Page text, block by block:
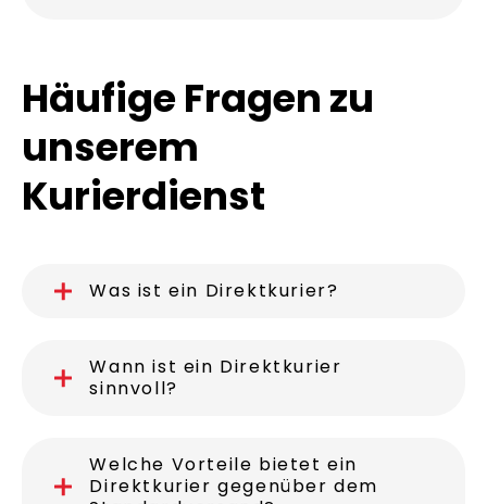
Häufige Fragen zu
unserem
Kurierdienst
Was ist ein Direktkurier?
Wann ist ein Direktkurier
sinnvoll?
Welche Vorteile bietet ein
Direktkurier gegenüber dem